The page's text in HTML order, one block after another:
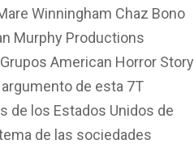
Winningham Chaz Bono
Murphy Productions
American Horror Story
de esta 7T
de los Estados Unidos de
de las sociedades